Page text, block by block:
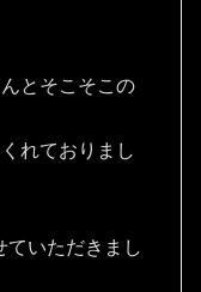
とそこそこの
れておりまし
ていただきまし